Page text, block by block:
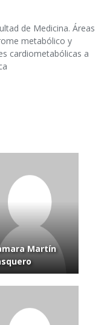
de Medicina. Áreas
metabólico y
cardiometabólicas a
Martín